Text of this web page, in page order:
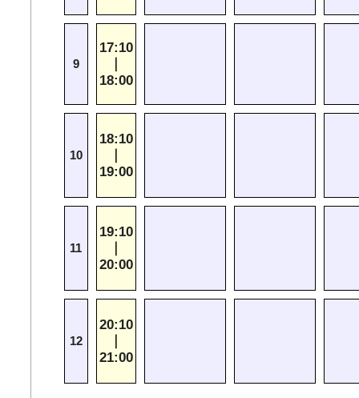
9
17:10
18:00
10
18:10
19:00
11
19:10
20:00
12
20:10
21:00